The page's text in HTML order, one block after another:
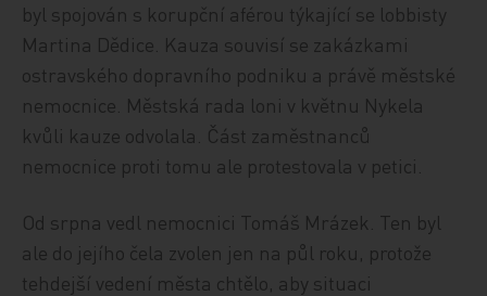
byl spojován s korupční aférou týkající se lobbisty
Martina Dědice. Kauza souvisí se zakázkami
ostravského dopravního podniku a právě městské
nemocnice. Městská rada loni v květnu Nykela
kvůli kauze odvolala. Část zaměstnanců
nemocnice proti tomu ale protestovala v petici.
Od srpna vedl nemocnici Tomáš Mrázek. Ten byl
ale do jejího čela zvolen jen na půl roku, protože
tehdejší vedení města chtělo, aby situaci